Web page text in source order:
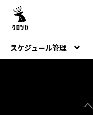
スケジュール管理